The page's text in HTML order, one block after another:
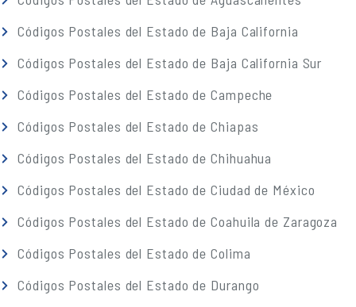
Códigos Postales del Estado de Baja California
Códigos Postales del Estado de Baja California Sur
Códigos Postales del Estado de Campeche
Códigos Postales del Estado de Chiapas
Códigos Postales del Estado de Chihuahua
Códigos Postales del Estado de Ciudad de México
Códigos Postales del Estado de Coahuila de Zaragoza
Códigos Postales del Estado de Colima
Códigos Postales del Estado de Durango